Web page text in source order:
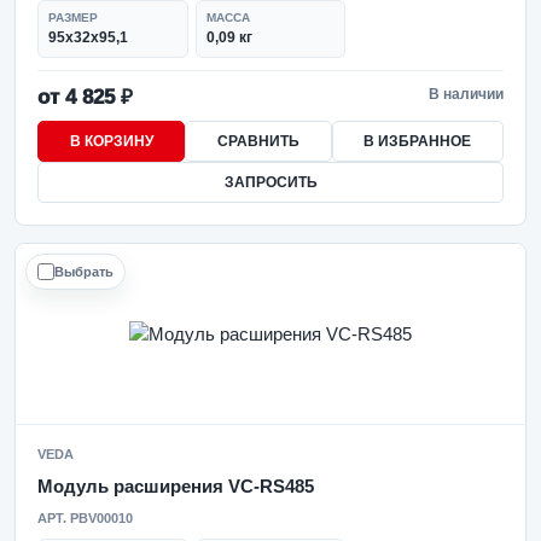
РАЗМЕР
95х32х95,1
МАССА
0,09 кг
от 4 825 ₽ В наличии
В КОРЗИНУ СРАВНИТЬ В ИЗБРАННОЕ
ЗАПРОСИТЬ
Выбрать
VEDA
Модуль расширения VC-RS485
АРТ. PBV00010